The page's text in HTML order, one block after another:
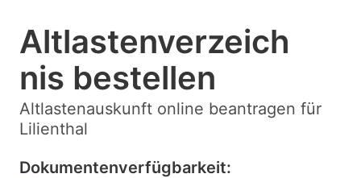
Altlastenverzeich
nis bestellen
Altlastenauskunft online beantragen für
Lilienthal
Dokumentenverfügbarkeit: